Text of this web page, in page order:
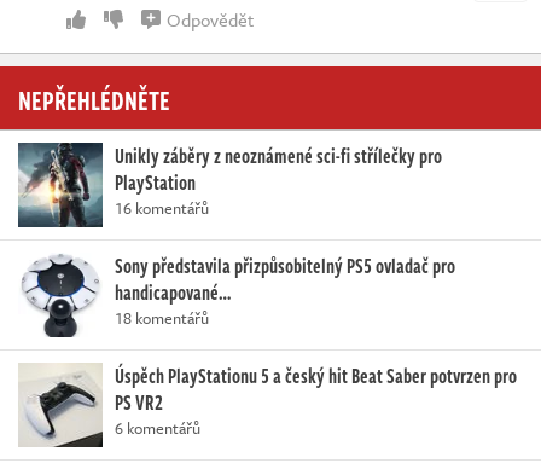
Odpovědět
NEPŘEHLÉDNĚTE
Unikly záběry z neoznámené sci-fi střílečky pro
PlayStation
16 komentářů
Sony představila přizpůsobitelný PS5 ovladač pro
handicapované…
18 komentářů
Úspěch PlayStationu 5 a český hit Beat Saber potvrzen pro
PS VR2
6 komentářů